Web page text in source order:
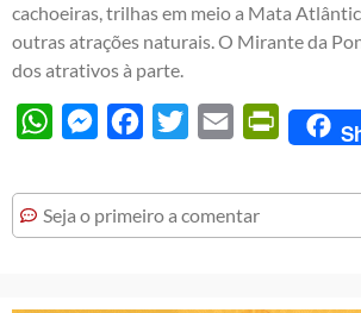
cachoeiras, trilhas em meio a Mata
outras atrações naturais. O Mirante da
dos atrativos à parte.
WhatsAppMessengerFacebook
Twitter Email
Seja o primeiro a comentar